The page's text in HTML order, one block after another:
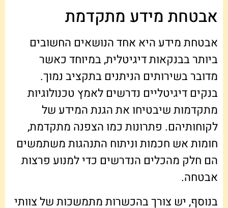
אבטחת מידע מתקדמת
אבטחת מידע היא אחד הנושאים החשובים
ביותר בבנקאות דיגיטלית, במיוחד כאשר
מדובר בשירותים הניתנים בתקציב נמוך.
בנקים דיגיטליים נדרשים לאמץ טכנולוגיות
מתקדמות שיבטיחו את הגנת המידע של
לקוחותיהם. פתרונות כמו הצפנה מתקדמת,
חומות אש חכמות וניתוח התנהגות משתמשים
הם חלק מהכלים הנדרשים כדי למנוע פרצות
אבטחה.
בנוסף, יש צורך בהכשרות מתמשכות של צוותי